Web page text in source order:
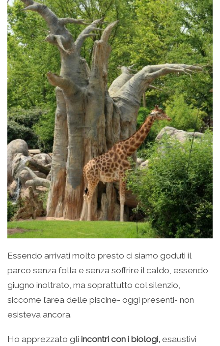
Essendo arrivati molto presto ci siamo goduti il
parco senza folla e senza soffrire il caldo, essendo
giugno inoltrato, ma soprattutto col silenzio,
siccome l’area delle piscine- oggi presenti- non
esisteva ancora.
Ho apprezzato gli incontri con i biologi, esaustivi